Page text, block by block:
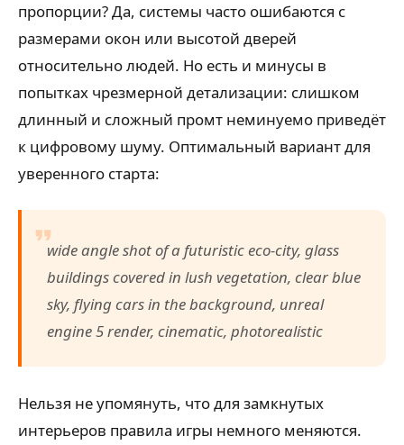
пропорции? Да, системы часто ошибаются с
размерами окон или высотой дверей
относительно людей. Но есть и минусы в
попытках чрезмерной детализации: слишком
длинный и сложный промт неминуемо приведёт
к цифровому шуму. Оптимальный вариант для
уверенного старта:
wide angle shot of a futuristic eco-city, glass
buildings covered in lush vegetation, clear blue
sky, flying cars in the background, unreal
engine 5 render, cinematic, photorealistic
Нельзя не упомянуть, что для замкнутых
интерьеров правила игры немного меняются.